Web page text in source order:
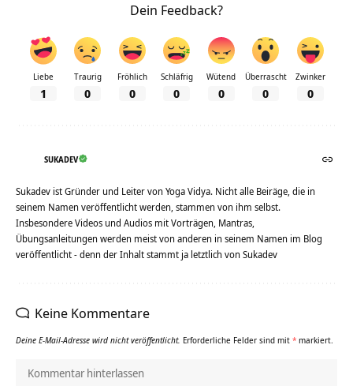
Dein Feedback?
Liebe
1
Traurig
0
Fröhlich
0
Schläfrig
0
Wütend
0
Überrascht
0
Zwinker
0
SUKADEV
Sukadev ist Gründer und Leiter von Yoga Vidya. Nicht alle Beiräge, die in
seinem Namen veröffentlicht werden, stammen von ihm selbst.
Insbesondere Videos und Audios mit Vorträgen, Mantras,
Übungsanleitungen werden meist von anderen in seinem Namen im Blog
veröffentlicht - denn der Inhalt stammt ja letztlich von Sukadev
Keine Kommentare
Deine E-Mail-Adresse wird nicht veröffentlicht. Erforderliche Felder sind mit * markiert.